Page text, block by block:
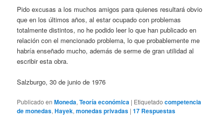
Pido excusas a los muchos amigos para quienes resultará obvio
que en los últimos años, al estar ocupado con problemas
totalmente distintos, no he podido leer lo que han publicado en
relación con el mencionado problema, lo que probablemente me
habría enseñado mucho, además de serme de gran utilidad al
escribir esta obra.
Salzburgo, 30 de junio de 1976
Publicado en Moneda,Teoría económica | Etiquetado competencia
de monedas,Hayek,monedas privadas |17 Respuestas